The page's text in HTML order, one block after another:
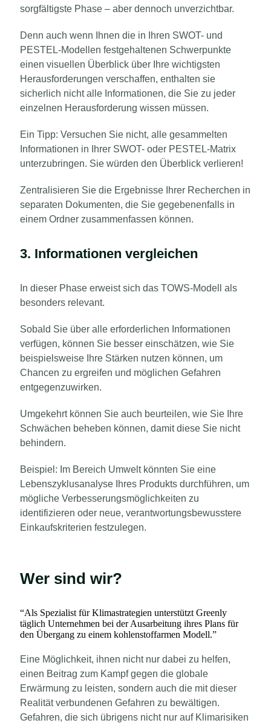
sorgfältigste Phase – aber dennoch unverzichtbar.
Denn auch wenn Ihnen die in Ihren SWOT- und
PESTEL-Modellen festgehaltenen Schwerpunkte
einen visuellen Überblick über Ihre wichtigsten
Herausforderungen verschaffen, enthalten sie
sicherlich nicht alle Informationen, die Sie zu jeder
einzelnen Herausforderung wissen müssen.
Ein Tipp: Versuchen Sie nicht, alle gesammelten
Informationen in Ihrer SWOT- oder PESTEL-Matrix
unterzubringen. Sie würden den Überblick verlieren!
Zentralisieren Sie die Ergebnisse Ihrer Recherchen in
separaten Dokumenten, die Sie gegebenenfalls in
einem Ordner zusammenfassen können.
3. Informationen vergleichen
In dieser Phase erweist sich das TOWS-Modell als
besonders relevant.
Sobald Sie über alle erforderlichen Informationen
verfügen, können Sie besser einschätzen, wie Sie
beispielsweise Ihre Stärken nutzen können, um
Chancen zu ergreifen und möglichen Gefahren
entgegenzuwirken.
Umgekehrt können Sie auch beurteilen, wie Sie Ihre
Schwächen beheben können, damit diese Sie nicht
behindern.
Beispiel: Im Bereich Umwelt könnten Sie eine
Lebenszyklusanalyse Ihres Produkts durchführen, um
mögliche Verbesserungsmöglichkeiten zu
identifizieren oder neue, verantwortungsbewusstere
Einkaufskriterien festzulegen.
Wer sind wir?
“Als Spezialist für Klimastrategien unterstützt Greenly
täglich Unternehmen bei der Ausarbeitung ihres Plans für
den Übergang zu einem kohlenstoffarmen Modell.”
Eine Möglichkeit, ihnen nicht nur dabei zu helfen,
einen Beitrag zum Kampf gegen die globale
Erwärmung zu leisten, sondern auch die mit dieser
Realität verbundenen Gefahren zu bewältigen.
Gefahren, die sich übrigens nicht nur auf Klimarisiken